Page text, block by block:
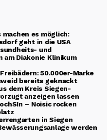
machen es möglich:
geht in die USA
und
Diakonie Klinikum
50.000er-Marke
bereits geknackt
dem Kreis Siegen-
anzeigen lassen
– Noisic rocken
in Siegen
werden